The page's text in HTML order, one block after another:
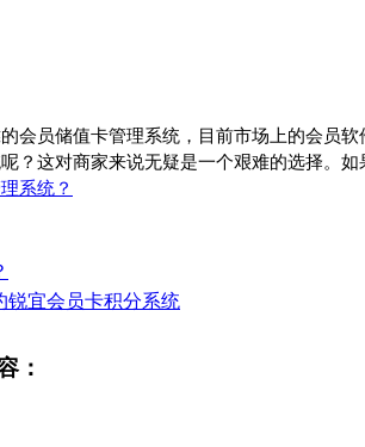
会员储值卡管理系统，目前市场上的会员
？这对商家来说无疑是一个艰难的选择。如
系统？
锐宜会员卡积分系统
：